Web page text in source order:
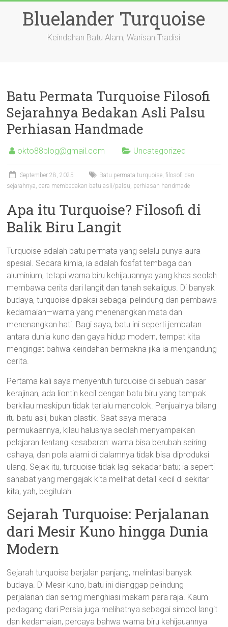
contentBluelander Turquoise
Keindahan Batu Alam, Warisan Tradisi
Batu Permata Turquoise Filosofi
Sejarahnya Bedakan Asli Palsu
Perhiasan Handmade
okto88blog@gmail.com Uncategorized
September 28, 2025
Batu permata turquoise, filosofi dan
sejarahnya, cara membedakan batu asli/palsu, perhiasan handmade
Apa itu Turquoise? Filosofi di
Balik Biru Langit
Turquoise adalah batu permata yang selalu punya aura
spesial. Secara kimia, ia adalah fosfat tembaga dan
aluminium, tetapi warna biru kehijauannya yang khas seolah
membawa cerita dari langit dan tanah sekaligus. Di banyak
budaya, turquoise dipakai sebagai pelindung dan pembawa
kedamaian—warna yang menenangkan mata dan
menenangkan hati. Bagi saya, batu ini seperti jembatan
antara dunia kuno dan gaya hidup modern, tempat kita
mengingat bahwa keindahan bermakna jika ia mengandung
cerita.
Pertama kali saya menyentuh turquoise di sebuah pasar
kerajinan, ada liontin kecil dengan batu biru yang tampak
berkilau meskipun tidak terlalu mencolok. Penjualnya bilang
itu batu asli, bukan plastik. Saat saya meraba
permukaannya, kilau halusnya seolah menyampaikan
pelajaran tentang kesabaran: warna bisa berubah seiring
cahaya, dan pola alami di dalamnya tidak bisa diproduksi
ulang. Sejak itu, turquoise tidak lagi sekadar batu; ia seperti
sahabat yang mengajak kita melihat detail kecil di sekitar
kita, yah, begitulah.
Sejarah Turquoise: Perjalanan
dari Mesir Kuno hingga Dunia
Modern
Sejarah turquoise berjalan panjang, melintasi banyak
budaya. Di Mesir kuno, batu ini dianggap pelindung
perjalanan dan sering menghiasi makam para raja. Kaum
pedagang dari Persia juga melihatnya sebagai simbol langit
dan kedamaian, percaya bahwa warna biru kehijauannya